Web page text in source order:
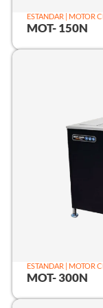
ESTANDAR | MOTOR
MOT- 150N
ESTANDAR | MOTOR
MOT- 300N